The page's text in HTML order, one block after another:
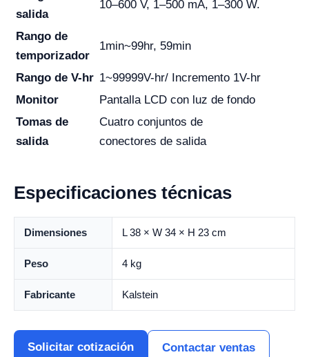
salida
10–600 V, 1–500 mA, 1–300 W.
Rango de
temporizador
1min~99hr, 59min
Rango de V-hr 1~99999V-hr/ Incremento 1V-hr
Monitor
Pantalla LCD con luz de fondo
Tomas de
salida
Cuatro conjuntos de
conectores de salida
Especificaciones técnicas
Dimensiones L 38 × W 34 × H 23 cm
Peso 4 kg
Fabricante Kalstein
Solicitar cotización Contactar ventas